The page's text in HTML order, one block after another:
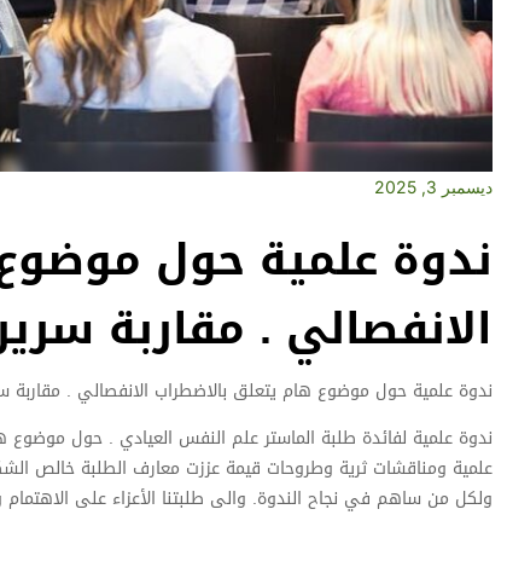
ديسمبر 3, 2025
ندوة علمية حول
الانفصالي . مقاربة
ندوة علمية حول موضوع هام يتعلق بالاضطراب الانفصالي . مقاربة
ندوة علمية لفائدة طلبة الماستر علم النفس العيادي . حول موضوع
علمية ومناقشات ثرية وطروحات قيمة عززت معارف الطلبة خالص
ولكل من ساهم في نجاح الندوة. والى طلبتنا الأعزاء على الاهتمام